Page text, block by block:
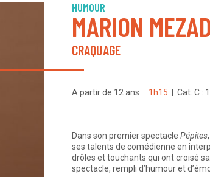
HUMOUR
MARION
CRAQUAGE
A partir de 12 ans 1h15 Cat. C :
Dans son premier spectacle Pépites
ses talents de comédienne en
drôles et touchants qui ont croisé
spectacle, rempli d’humour et